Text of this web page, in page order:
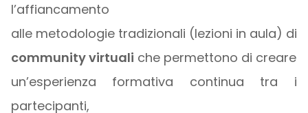
l’affiancamento
alle metodologie tradizionali (lezioni in aula) di
community virtuali che permettono di creare
un’esperienza formativa continua tra i
partecipanti,